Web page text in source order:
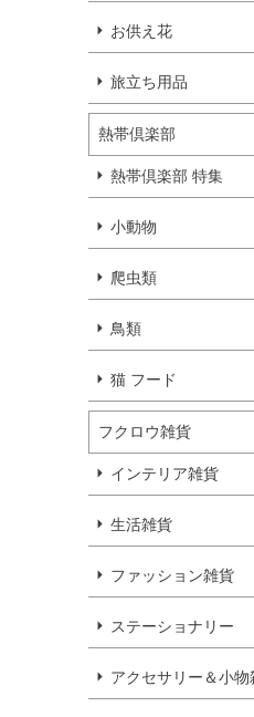
お供え花
旅立ち用品
熱帯倶楽部
熱帯倶楽部 特集
小動物
爬虫類
鳥類
猫 フード
フクロウ雑貨
インテリア雑貨
生活雑貨
ファッション雑貨
ステーショナリー
アクセサリー＆小物